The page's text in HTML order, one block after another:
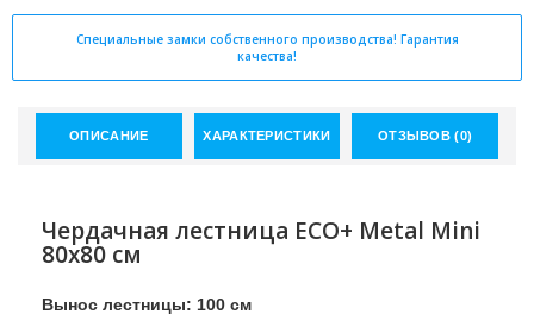
Специальные замки собственного производства! Гарантия
качества!
ОПИСАНИЕ ХАРАКТЕРИСТИКИ ОТЗЫВОВ (0)
Чердачная лестница ECO+ Metal Mini
80х80 см
Вынос лестницы: 100 см